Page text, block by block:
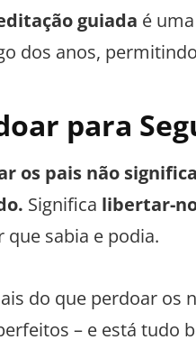
guiada é
dos anos,
para
os pais não
Significa libertar-
que sabia e podia.
do que perdoar os
– e está tudo